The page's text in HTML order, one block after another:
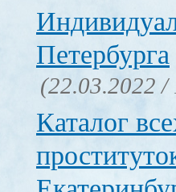
Петербурга
(22.03.2022 /
Каталог